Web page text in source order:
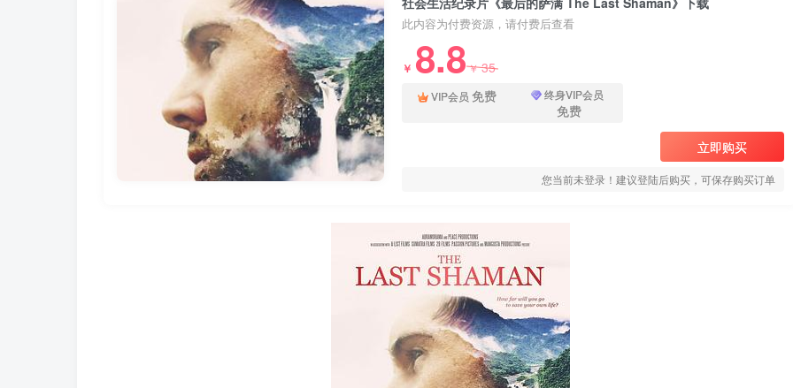
此内容为付费资源，请付费后查看
￥ 8.8￥35
VIP会员 免费 终身VIP会员
免费
立即购买
您当前未登录！建议登陆后购买，可保存购买订单